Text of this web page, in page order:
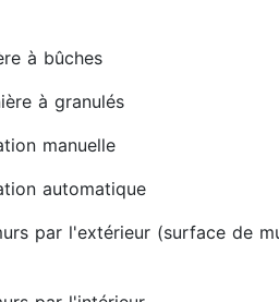
à bûches
à granulés
manuelle
automatique
par l'extérieur (surface de